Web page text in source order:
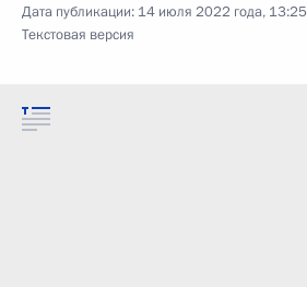
Дата публикации: 14 июля 2022 года, 13:25
Текстовая версия